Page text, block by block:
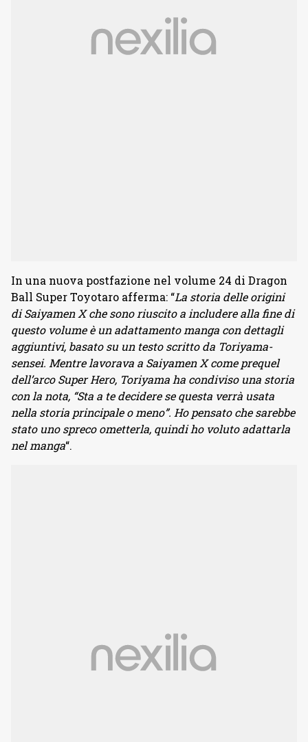
In una nuova postfazione nel volume 24 di Dragon
Ball Super Toyotaro afferma: “La storia delle origini
di Saiyamen X che sono riuscito a includere alla fine di
questo volume è un adattamento manga con dettagli
aggiuntivi, basato su un testo scritto da Toriyama-
sensei. Mentre lavorava a Saiyamen X come prequel
dell’arco Super Hero, Toriyama ha condiviso una storia
con la nota, “Sta a te decidere se questa verrà usata
nella storia principale o meno”. Ho pensato che sarebbe
stato uno spreco ometterla, quindi ho voluto adattarla
nel manga“.